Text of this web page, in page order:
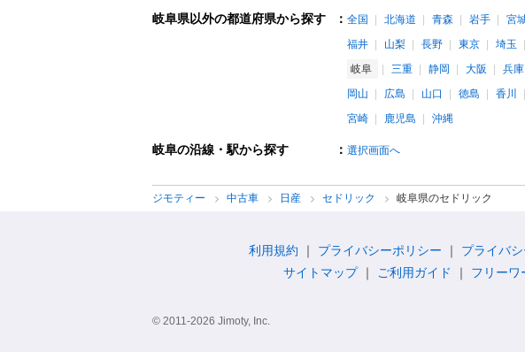
岐阜県以外の都道府県から探す ： 全国 北海道 青森 岩手 宮
福井
山梨 長野 東京 埼玉
岐阜
三重 静岡 大阪 兵庫
岡山
広島 山口 徳島 香川
宮崎
鹿児島 沖縄
岐阜の沿線・駅から探す ： 選択画面へ
ジモティー 中古車 日産 セドリック 岐阜県のセドリック
利用規約 プライバシーポリシー プライバ
サイトマップ
ご利用ガイド フリーワ
© 2011-2026 Jimoty, Inc.